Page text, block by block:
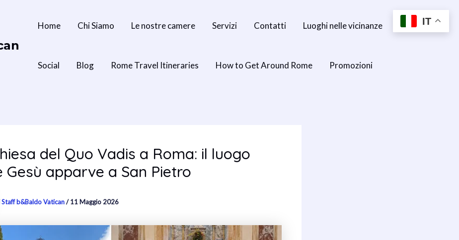
Home Chi Siamo Le nostre camere Servizi Contatti Luoghi nelle vicinanze
Social Blog Rome Travel Itineraries How to Get Around Rome Promozioni
del Quo Vadis a Roma: il luogo
Gesù apparve a San Pietro
Staff b&Baldo Vatican/11 Maggio 2026
IT